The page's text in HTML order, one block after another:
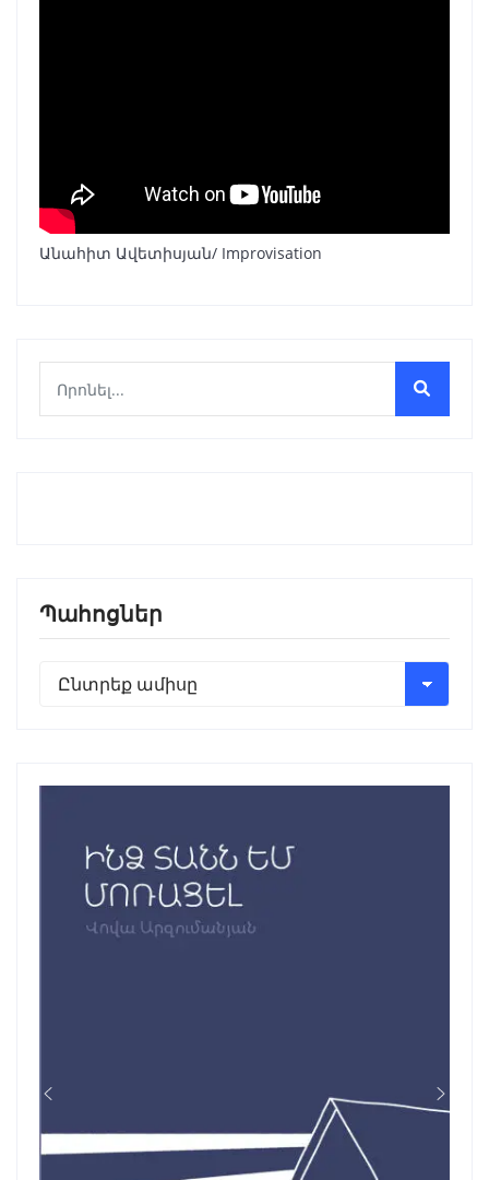
Անահիտ Ավետիսյան/ Improvisation
Պահոցներ